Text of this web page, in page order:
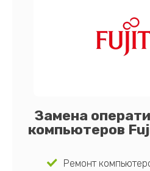
Замена
компьютеров
Ремонт